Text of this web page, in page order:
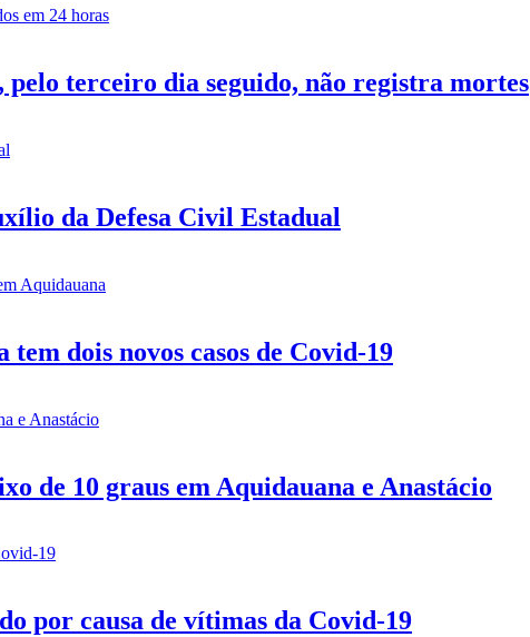
pelo terceiro dia seguido, não registra mortes
da Defesa Civil Estadual
dois novos casos de Covid-19
de 10 graus em Aquidauana e Anastácio
por causa de vítimas da Covid-19